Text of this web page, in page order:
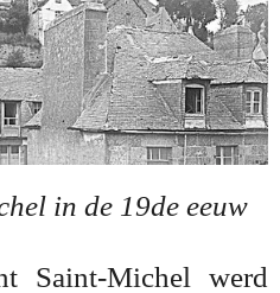
in de 19de eeuw
Saint-Michel werd